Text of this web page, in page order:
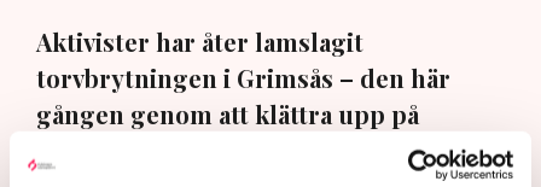
Aktivister har åter lamslagit
torvbrytningen i Grimsås – den här
gången genom att klättra upp på
maskiner, gräva igen diken och sprida